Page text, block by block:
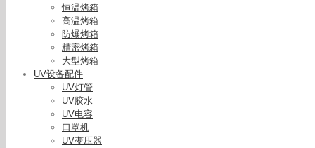
恒温烤箱
高温烤箱
防爆烤箱
精密烤箱
大型烤箱
UV设备配件
UV灯管
UV胶水
UV电容
口罩机
UV变压器